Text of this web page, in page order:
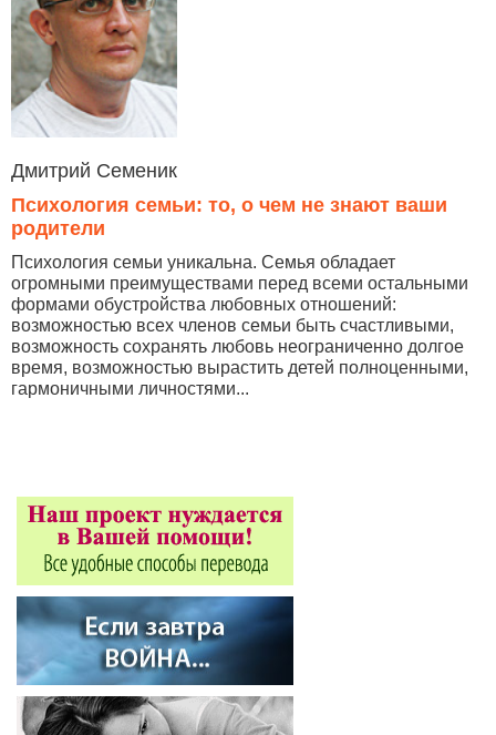
Дмитрий Семеник
Психология семьи: то, о чем не знают ваши
родители
Психология семьи уникальна. Семья обладает
огромными преимуществами перед всеми остальными
формами обустройства любовных отношений:
возможностью всех членов семьи быть счастливыми,
возможность сохранять любовь неограниченно долгое
время, возможностью вырастить детей полноценными,
гармоничными личностями...